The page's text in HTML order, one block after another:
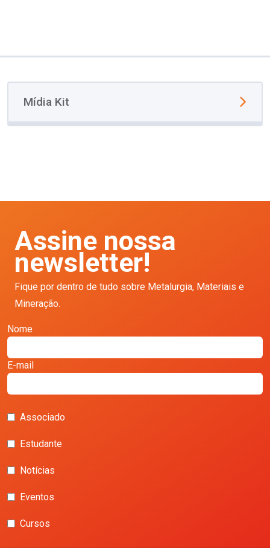
Mídia Kit
Assine nossa
newsletter!
Fique por dentro de tudo sobre Metalurgia, Materiais e
Mineração.
Nome
E-mail
Associado
Estudante
Notícias
Eventos
Cursos